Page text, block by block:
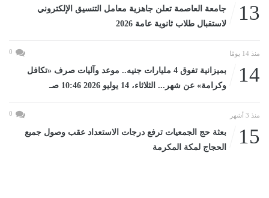
13
جامعة العاصمة تعلن جاهزية معامل التنسيق الإلكتروني
لاستقبال طلاب ثانوية عامة 2026
منذ 14 يومًا 0
14
بميزانية تفوق 4 مليارات جنيه.. موعد وآليات صرف «تكافل
وكرامة» عن شهر... الثلاثاء، 14 يوليو 2026 10:46 صـ
منذ 3 أشهر 0
15
بعثة حج الجمعيات ترفع درجات الاستعداد عقب وصول جميع
الحجاج لمكة المكرمة